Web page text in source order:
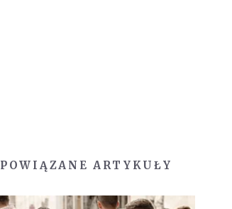
POWIĄZANE ARTYKUŁY